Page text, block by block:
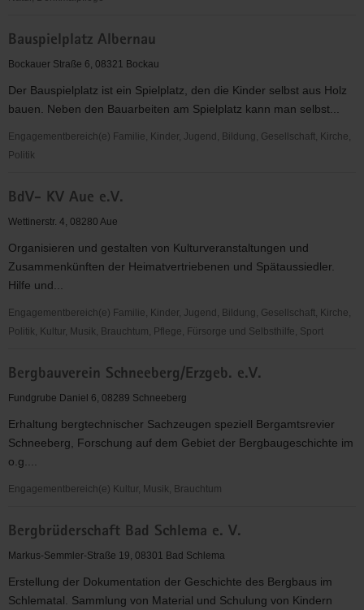
Samariter-
Bund
Erzgebirge
e.V.
Bauspielplatz Albernau
Bockauer Straße 6, 08321 Bockau
Der Bauspielplatz ist ein Spielplatz, den die Kinder selbst aus Holz
bauen. Neben den Bauarbeiten am Spielplatz kann man selbst...
Engagementbereich(e) Familie, Kinder, Jugend, Bildung, Gesellschaft, Kirche,
Politik
Albernau
BdV- KV Aue e.V.
Wettinerstr. 4, 08280 Aue
Organisieren und gestalten von Kulturveranstaltungen und
Zusammenkünften der Heimatvertriebenen und Spätaussiedler.
Hilfe und...
Engagementbereich(e) Familie, Kinder, Jugend, Bildung, Gesellschaft, Kirche,
Politik, Kultur, Musik, Brauchtum, Pflege, Fürsorge und Selbsthilfe, Sport
KV
Aue
Bergbauverein Schneeberg/Erzgeb. e.V.
Fundgrube Daniel 6, 08289 Schneeberg
Erhaltung bergtechnischer Sachzeugen speziell Bergamtsrevier
Schneeberg, Forschung auf dem Gebiet der Bergbaugeschichte im
o.g....
Engagementbereich(e) Kultur, Musik, Brauchtum
Schneeberg/Erzgeb.
e.V.
Bergbrüderschaft Bad Schlema e. V.
Markus-Semmler-Straße 19, 08301 Bad Schlema
Erstellung der Dokumentation der Geschichte des Bergbaus im
Schlematal. Sammlung von Material und Schulung von Kindern